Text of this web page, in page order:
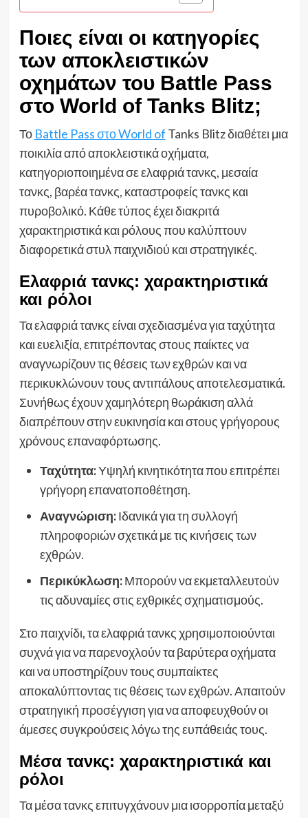
Ποιες είναι οι κατηγορίες
των αποκλειστικών
οχημάτων του Battle Pass
στο World of Tanks Blitz;
Το Battle Pass στο World of Tanks Blitz διαθέτει μια
ποικιλία από αποκλειστικά οχήματα,
κατηγοριοποιημένα σε ελαφριά τανκς, μεσαία
τανκς, βαρέα τανκς, καταστροφείς τανκς και
πυροβολικό. Κάθε τύπος έχει διακριτά
χαρακτηριστικά και ρόλους που καλύπτουν
διαφορετικά στυλ παιχνιδιού και στρατηγικές.
Ελαφριά τανκς: χαρακτηριστικά
και ρόλοι
Τα ελαφριά τανκς είναι σχεδιασμένα για ταχύτητα
και ευελιξία, επιτρέποντας στους παίκτες να
αναγνωρίζουν τις θέσεις των εχθρών και να
περικυκλώνουν τους αντιπάλους αποτελεσματικά.
Συνήθως έχουν χαμηλότερη θωράκιση αλλά
διαπρέπουν στην ευκινησία και στους γρήγορους
χρόνους επαναφόρτωσης.
Ταχύτητα:Υψηλή κινητικότητα που επιτρέπει
γρήγορη επανατοποθέτηση.
Αναγνώριση:Ιδανικά για τη συλλογή
πληροφοριών σχετικά με τις κινήσεις των
εχθρών.
Περικύκλωση:Μπορούν να εκμεταλλευτούν
τις αδυναμίες στις εχθρικές σχηματισμούς.
Στο παιχνίδι, τα ελαφριά τανκς χρησιμοποιούνται
συχνά για να παρενοχλούν τα βαρύτερα οχήματα
και να υποστηρίζουν τους συμπαίκτες
αποκαλύπτοντας τις θέσεις των εχθρών. Απαιτούν
στρατηγική προσέγγιση για να αποφευχθούν οι
άμεσες συγκρούσεις λόγω της ευπάθειάς τους.
Μέσα τανκς: χαρακτηριστικά και
ρόλοι
Τα μέσα τανκς επιτυγχάνουν μια ισορροπία μεταξύ